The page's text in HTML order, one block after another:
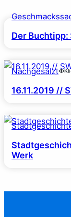
Der Buchtipp:
Nachgesalzt
16.11.2019 //
Werk